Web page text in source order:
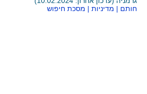
| מסכת חיפוש